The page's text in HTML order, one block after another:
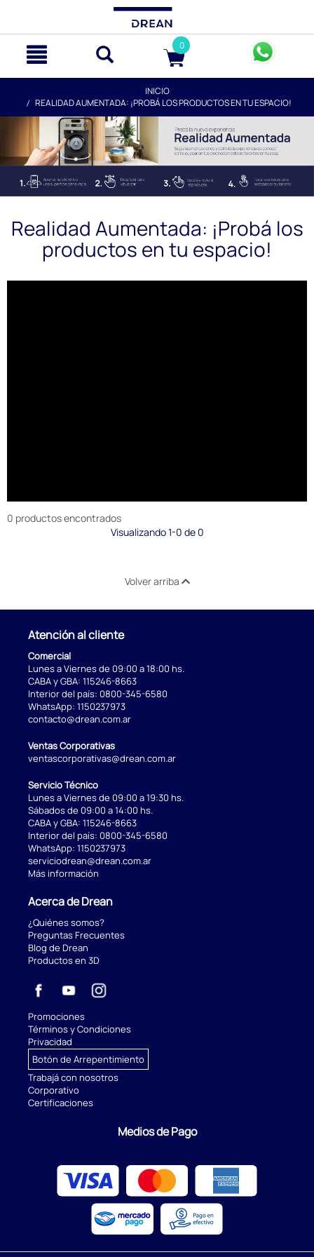
0
INICIO
REALIDAD AUMENTADA: ¡PROBÁ LOS PRODUCTOS EN TU ESPACIO!
Realidad Aumentada: ¡Probá los
productos en tu espacio!
0 productos encontrados
Visualizando 1-0 de 0
Volver arriba
Atención al cliente
Comercial
Lunes a Viernes de 09:00 a 18:00 hs.
CABA y GBA: 115246-8663
Interior del país: 0800-345-6580
WhatsApp: 1150237973
contacto@drean.com.ar
Ventas Corporativas
ventascorporativas@drean.com.ar
Servicio Técnico
Lunes a Viernes de 09:00 a 19:30 hs.
Sábados de 09:00 a 14:00 hs.
CABA y GBA: 115246-8663
Interior del país: 0800-345-6580
WhatsApp: 1150237973
serviciodrean@drean.com.ar
Más información
Acerca de Drean
¿Quiénes somos?
Preguntas Frecuentes
Blog de Drean
Productos en 3D
Promociones
Términos y Condiciones
Privacidad
Botón de Arrepentimiento
Trabajá con nosotros
Corporativo
Certificaciones
Medios de Pago